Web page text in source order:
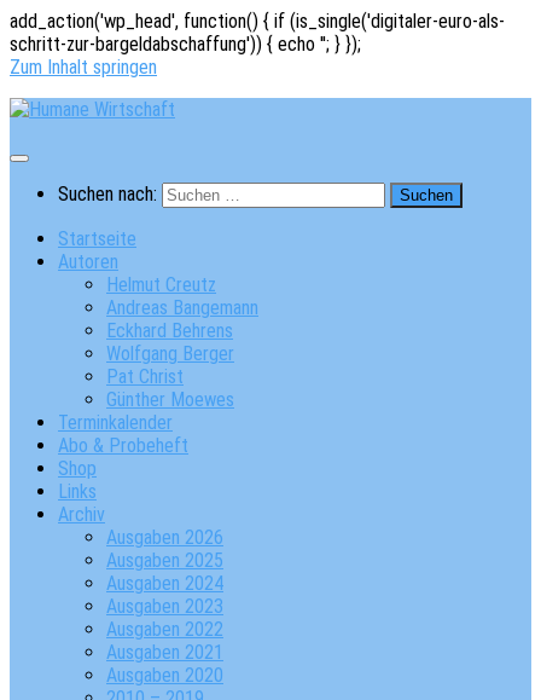
add_action('wp_head', function() { if (is_single('digitaler-euro-als-
schritt-zur-bargeldabschaffung')) { echo ''; } });
Zum Inhalt springen
Suchen nach:
Startseite
Autoren
Helmut Creutz
Andreas Bangemann
Eckhard Behrens
Wolfgang Berger
Pat Christ
Günther Moewes
Terminkalender
Abo & Probeheft
Shop
Links
Archiv
Ausgaben 2026
Ausgaben 2025
Ausgaben 2024
Ausgaben 2023
Ausgaben 2022
Ausgaben 2021
Ausgaben 2020